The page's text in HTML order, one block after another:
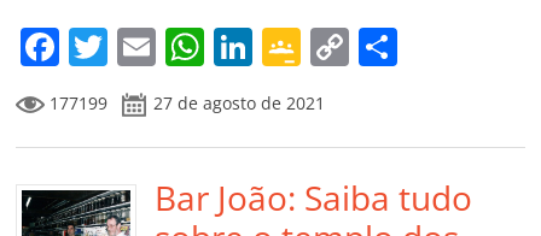
m
F
a
c
e
b
T
w
itt
er
E
m
ai
l
W
at
s
A
Li
n
k
e
dI
G
o
o
gl
e
C
y
Li
p
ar
177199 27 de agosto de 2021
Bar João: Saiba tudo